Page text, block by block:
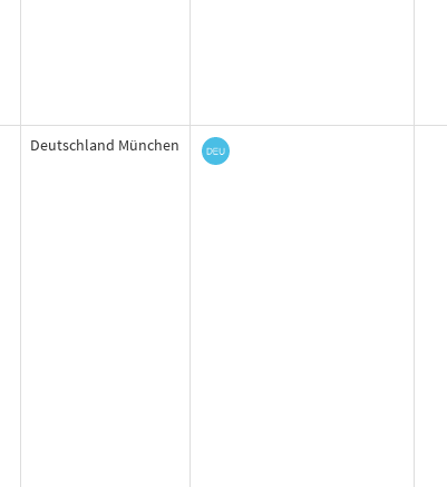
Deutschland München